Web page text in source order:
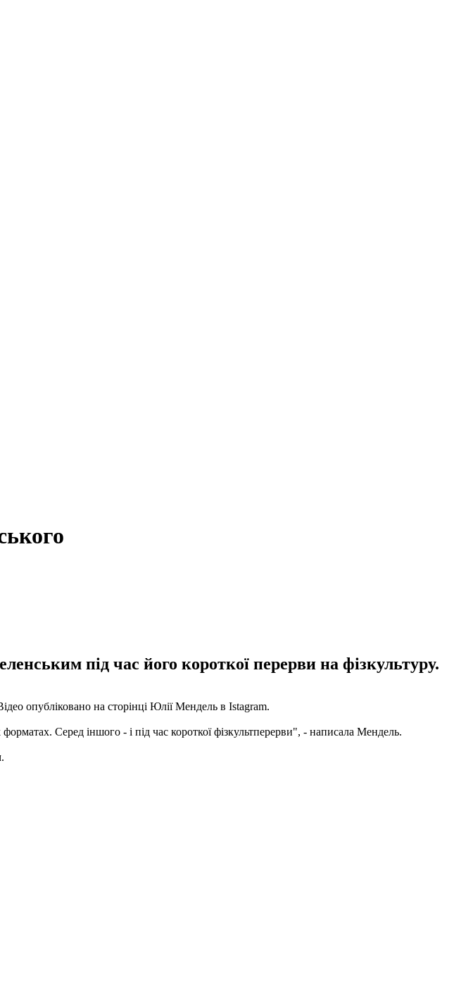
під час його короткої перерви на фізкультуру.
опубліковано на сторінці Юлії Мендель в Istagram.
Серед іншого - і під час короткої фізкультперерви", - написала Мендель.